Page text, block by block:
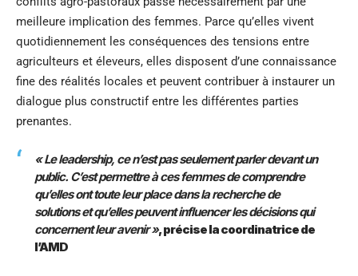
meilleure implication des femmes. Parce qu’elles vivent
quotidiennement les conséquences des tensions entre
agriculteurs et éleveurs, elles disposent d’une connaissance
fine des réalités locales et peuvent contribuer à instaurer un
dialogue plus constructif entre les différentes parties
prenantes.
« Le leadership, ce n’est pas seulement parler devant un
public. C’est permettre à ces femmes de comprendre
qu’elles ont toute leur place dans la recherche de
solutions et qu’elles peuvent influencer les décisions qui
concernent leur avenir », précise la coordinatrice de
l’AMD